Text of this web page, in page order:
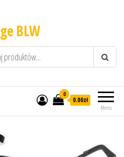
BLW
Menu
0
0.00zł